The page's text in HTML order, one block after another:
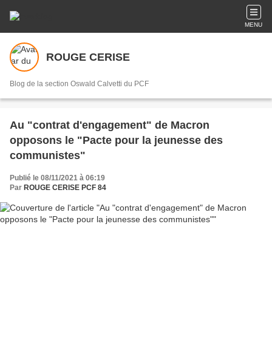
MENU
ROUGE CERISE
Blog de la section Oswald Calvetti du PCF
Au "contrat d'engagement" de Macron
opposons le "Pacte pour la jeunesse des
communistes"
Publié le 08/11/2021 à 06:19
Par ROUGE CERISE PCF 84